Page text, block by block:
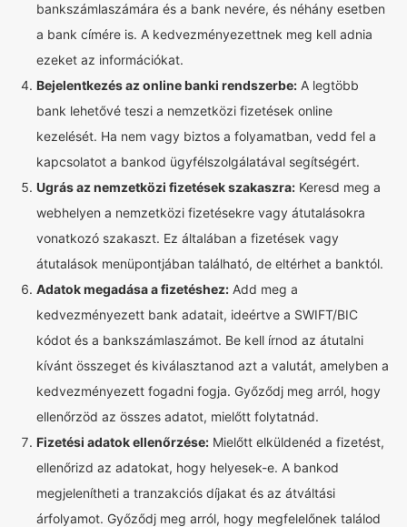
bankszámlaszámára és a bank nevére, és néhány esetben
a bank címére is. A kedvezményezettnek meg kell adnia
ezeket az információkat.
Bejelentkezés az online banki rendszerbe: A legtöbb
bank lehetővé teszi a nemzetközi fizetések online
kezelését. Ha nem vagy biztos a folyamatban, vedd fel a
kapcsolatot a bankod ügyfélszolgálatával segítségért.
Ugrás az nemzetközi fizetések szakaszra: Keresd meg a
webhelyen a nemzetközi fizetésekre vagy átutalásokra
vonatkozó szakaszt. Ez általában a fizetések vagy
átutalások menüpontjában található, de eltérhet a banktól.
Adatok megadása a fizetéshez: Add meg a
kedvezményezett bank adatait, ideértve a SWIFT/BIC
kódot és a bankszámlaszámot. Be kell írnod az átutalni
kívánt összeget és kiválasztanod azt a valutát, amelyben a
kedvezményezett fogadni fogja. Győződj meg arról, hogy
ellenőrzöd az összes adatot, mielőtt folytatnád.
Fizetési adatok ellenőrzése: Mielőtt elküldenéd a fizetést,
ellenőrizd az adatokat, hogy helyesek-e. A bankod
megjelenítheti a tranzakciós díjakat és az átváltási
árfolyamot. Győződj meg arról, hogy megfelelőnek találod